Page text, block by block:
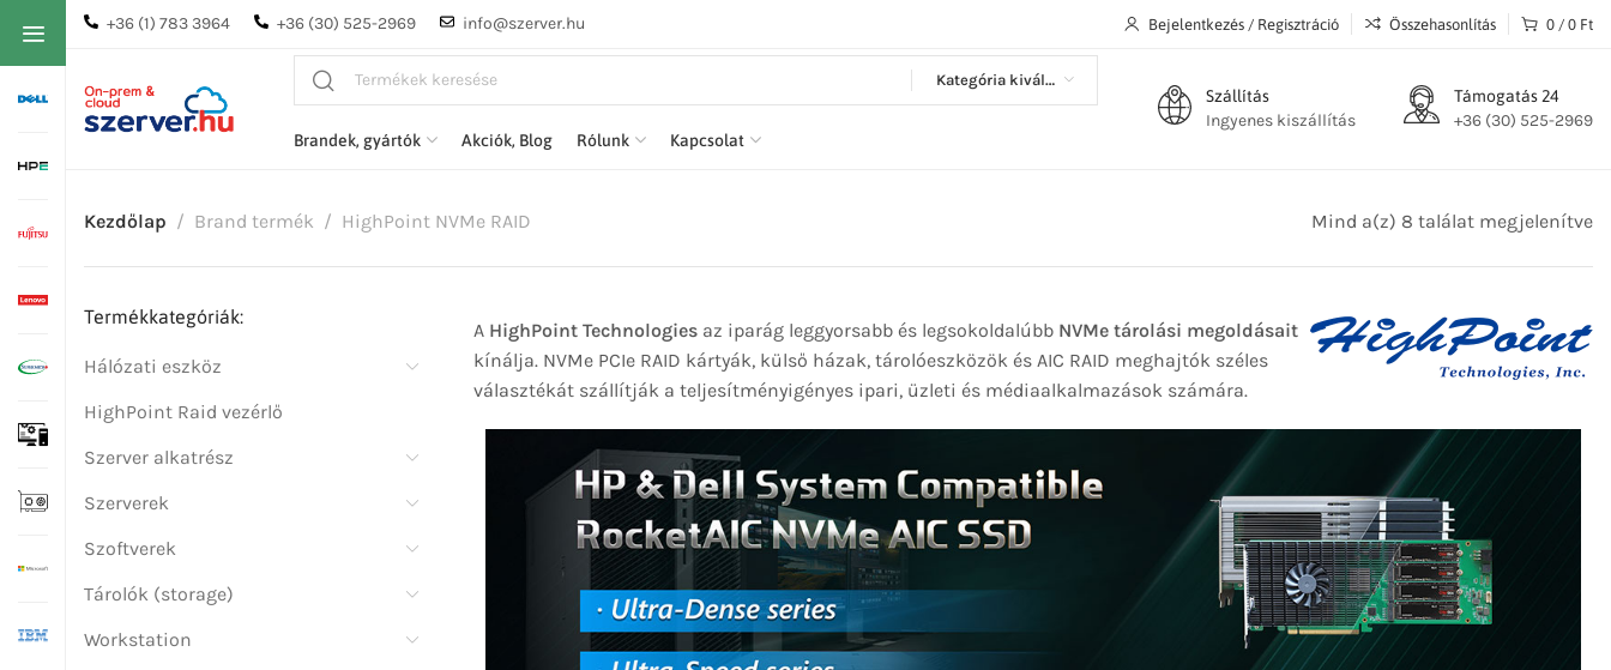
+36 (1) 783 3964 +36 (30) 525-2969 info@szerver.hu Bejelentkezés / Regisztráció Összehasonlítás 0 / 0 Ft
Kategória kiválasztása
Brandek, gyártók Akciók, Blog Rólunk Kapcsolat
Szállítás
Ingyenes kiszállítás
Támogatás 24
+36 (30) 525-2969
Kezdőlap Brand termék HighPoint NVMe RAID Mind a(z) 8 találat megjelenítve
Termékkategóriák:
Hálózati eszköz
HighPoint Raid vezérlő
Szerver alkatrész
Szerverek
Szoftverek
Tárolók (storage)
Workstation
A HighPoint Technologiesaz iparág leggyorsabb és legsokoldalúbb NVMe tárolási megoldásait
kínálja. NVMe PCIe RAID kártyák, külső házak, tárolóeszközök és AIC RAID meghajtók széles
választékát szállítják a teljesítményigényes ipari, üzleti és médiaalkalmazások számára.